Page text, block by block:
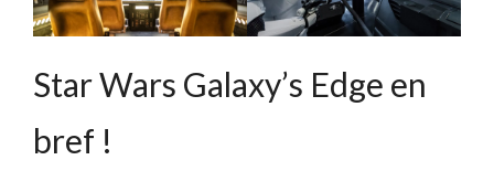
Star Wars Galaxy’s Edge en
bref !